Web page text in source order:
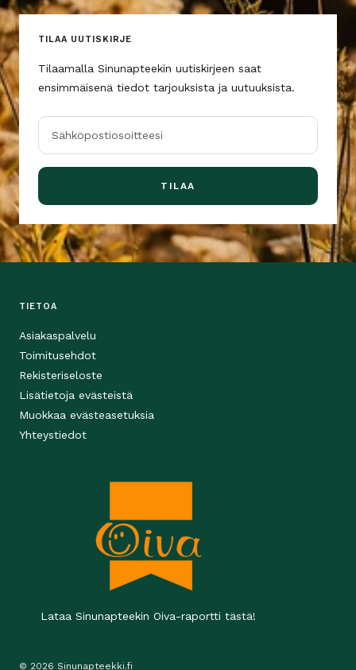
TILAA UUTISKIRJE
Tilaamalla Sinunapteekin uutiskirjeen saat
ensimmäisenä tiedot tarjouksista ja uutuuksista.
Sähköpostiosoitteesi
TILAA
TIETOA
Asiakaspalvelu
Toimitusehdot
Rekisteriseloste
Lisätietoja evästeistä
Muokkaa evästeasetuksia
Yhteystiedot
Lataa Sinunapteekin Oiva-raportti tästä!
© 2026 Sinunapteekki.fi